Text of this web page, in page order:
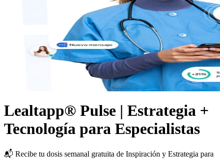
Lealtapp® Pulse | Estrategia +
Tecnología para Especialistas
📬 Recibe tu dosis semanal gratuita de Inspiración y Estrategia para